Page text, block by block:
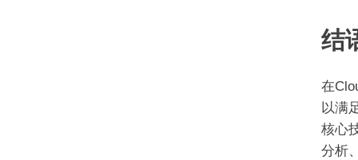
结
在
以满
核心
分析